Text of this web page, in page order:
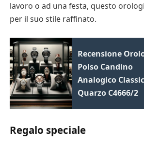
lavoro o ad una festa, questo
per il suo stile raffinato.
Recensione
Polso Candino
Analogico
Quarzo C4666/2
Regalo speciale